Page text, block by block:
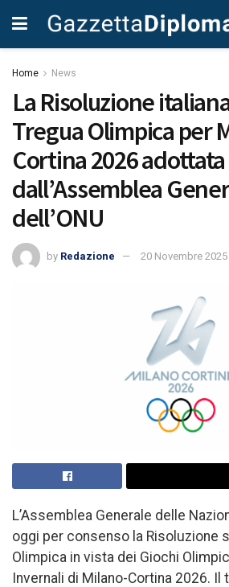
Home News
La Risoluzione
Tregua Olimpica per
Cortina 2026 adottata
dall’Assemblea
dell’ONU
by Redazione 20 Novembre 2025
L’Assemblea Generale delle
oggi per consenso la Risoluzione
Olimpica in vista dei Giochi
Invernali di Milano-Cortina 2026. Il